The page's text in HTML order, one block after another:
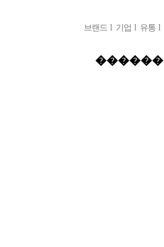
브랜드 l 기업 l 유통 l